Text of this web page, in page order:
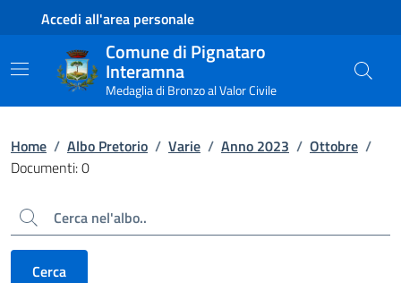
Contenuto principale
Piede di paginaAccedi all'area personale
Comune di Pignataro
Interamna
Medaglia di Bronzo al Valor Civile
Home / Albo Pretorio / Varie / Anno 2023 / Ottobre /
Documenti: 0
Cerca
Cerca